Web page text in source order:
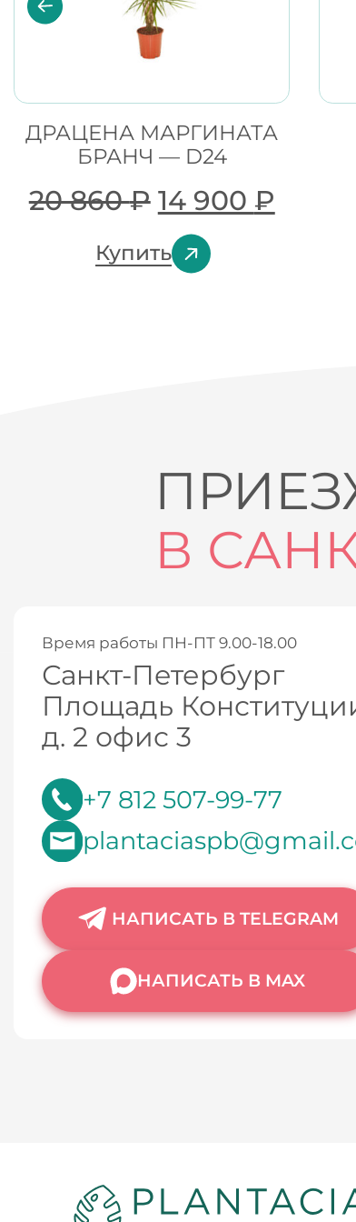
ДРАЦЕНА МАРГИНАТА
БРАНЧ — D24
20 860₽ 14 900 ₽
Купить
В
Время работы ПН-ПТ 9.00-18.00
Санкт-Петербург
Площадь
д. 2 офис 3
+7 812 507-99-77
НАПИСАТЬ В TELEGRAM
НАПИСАТЬ В MAX